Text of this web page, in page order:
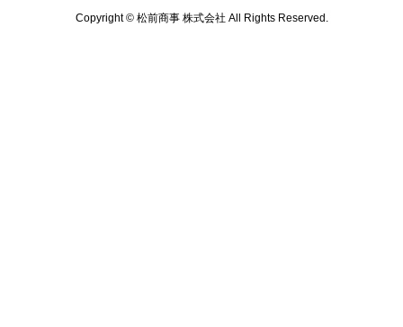
Copyright © 松前商事 株式会社 All Rights Reserved.